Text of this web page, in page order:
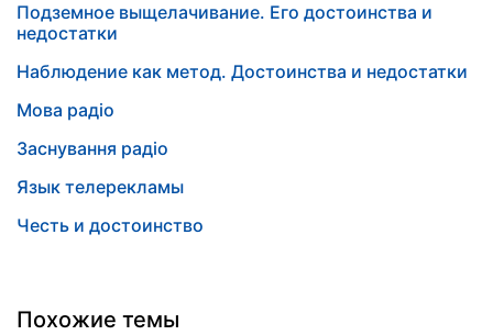
Подземное выщелачивание. Его достоинства и
недостатки
Наблюдение как метод. Достоинства и недостатки
Мова радіо
Заснування радіо
Язык телерекламы
Честь и достоинство
Похожие темы